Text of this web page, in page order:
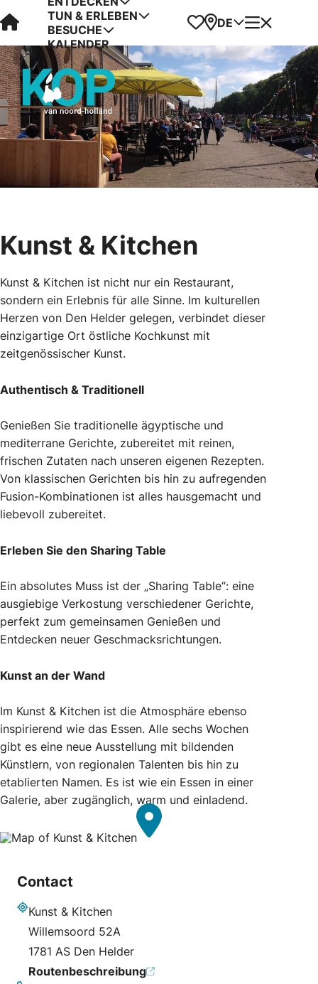
Visit Kop van Holland
TUN & ERLEBEN
BESUCHE
KALENDER
Favoriten
Karte
DE Menü
Kunst & Kitchen
Kunst & Kitchen ist nicht nur ein Restaurant,
sondern ein Erlebnis für alle Sinne. Im kulturellen
Herzen von Den Helder gelegen, verbindet dieser
einzigartige Ort östliche Kochkunst mit
zeitgenössischer Kunst.
Authentisch & Traditionell
Genießen Sie traditionelle ägyptische und
mediterrane Gerichte, zubereitet mit reinen,
frischen Zutaten nach unseren eigenen Rezepten.
Von klassischen Gerichten bis hin zu aufregenden
Fusion-Kombinationen ist alles hausgemacht und
liebevoll zubereitet.
Erleben Sie den Sharing Table
Ein absolutes Muss ist der „Sharing Table“: eine
ausgiebige Verkostung verschiedener Gerichte,
perfekt zum gemeinsamen Genießen und
Entdecken neuer Geschmacksrichtungen.
Kunst an der Wand
Im Kunst & Kitchen ist die Atmosphäre ebenso
inspirierend wie das Essen. Alle sechs Wochen
gibt es eine neue Ausstellung mit bildenden
Künstlern, von regionalen Talenten bis hin zu
etablierten Namen. Es ist wie ein Essen in einer
Galerie, aber zugänglich, warm und einladend.
Contact
Kunst & Kitchen
Willemsoord 52A
1781 AS Den Helder
Routenbeschreibung